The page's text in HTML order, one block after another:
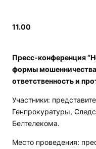
11.00
Пресс-конференция
формы
ответственность и
Участники:
Генпрокуратуры,
Белтелекома.
Место проведения: